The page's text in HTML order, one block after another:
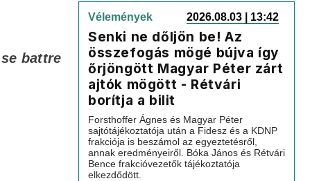
battre
Vélemények 2026.08.03 | 13:42
Senki ne dőljön be! Az
összefogás mögé bújva így
őrjöngött Magyar Péter zárt
ajtók mögött - Rétvári
borítja a bilit
Forsthoffer Ágnes és Magyar Péter
sajtótájékoztatója után a Fidesz és a KDNP
frakciója is beszámol az egyeztetésről,
annak eredményeiről. Bóka János és Rétvári
Bence frakcióvezetők tájékoztatója
elkezdődött.